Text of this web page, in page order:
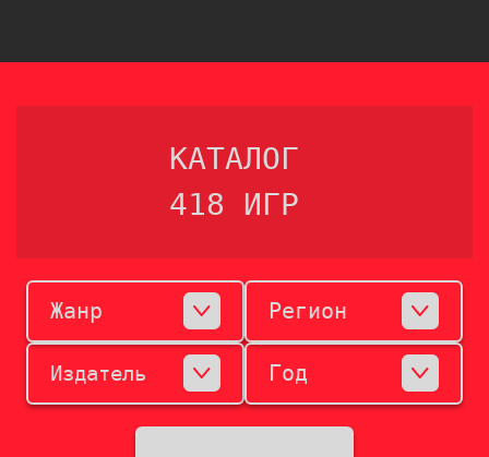
КАТАЛОГ
418 ИГР
Жанр Регион
Издатель Год